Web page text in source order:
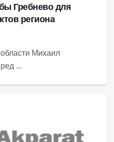
Гребнево для
региона
Михаил
...